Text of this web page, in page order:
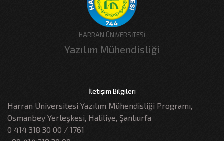
HARRAN ÜNİVERSİTESİ
Yazılım Mühendisliği
İletişim Bilgileri
Harran Üniversitesi Yazılım Mühendisliği Programı,
Osmanbey Yerleşkesi, Haliliye, Şanlıurfa
0 414 318 30 00 / 1761